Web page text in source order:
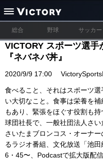
総合 野球 サッカー
VICTORY スポーツ選
『ネバネバ丼』
2020/9/9 17:00
食べること、それはスポーツ
い大切なこと。食事は栄養を
もあり、緊張をほぐす役割も
球団社長で、一般社団法人さ
さいたまブロンコス・オーナ
るラジオ番組、文化放送「池
6・45〜、Podcastで拡大版配